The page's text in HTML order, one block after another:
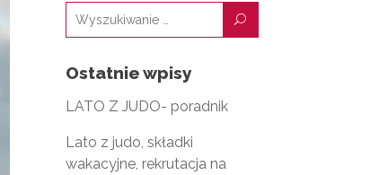
U
Ostatnie wpisy
LATO Z JUDO- poradnik
Lato z judo, składki
wakacyjne, rekrutacja na